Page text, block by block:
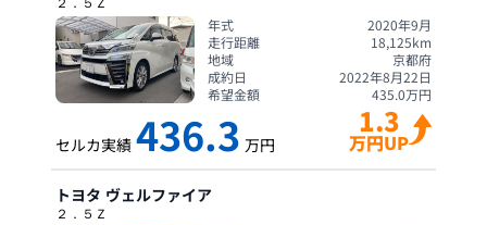
２．５Ｚ
年式
2020年9月
走行距離
18,125km
地域
京都府
成約日
2022年8月22日
希望金額
435.0万円
セルカ実績 436.3 万円
1.3
万円UP
トヨタ ヴェルファイア
２．５Ｚ